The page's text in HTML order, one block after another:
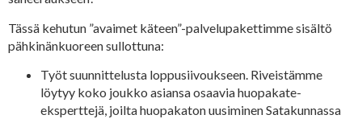
Tässä kehutun ”avaimet käteen”-palvelupakettimme sisältö
pähkinänkuoreen sullottuna:
Työt suunnittelusta loppusiivoukseen. Riveistämme
löytyy koko joukko asiansa osaavia huopakate-
eksperttejä, joilta huopakaton uusiminen Satakunnassa